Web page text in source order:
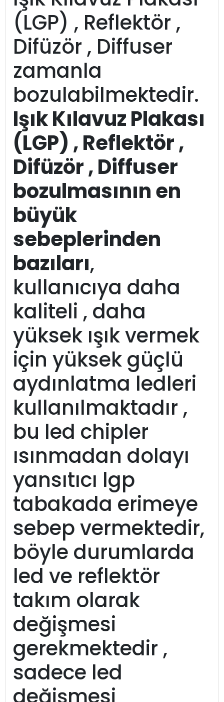
(LGP) , Reflektör ,
Difüzör , Diffuser
zamanla
bozulabilmektedir.
Işık Kılavuz Plakası
(LGP) , Reflektör ,
Difüzör , Diffuser
bozulmasının en
büyük
sebeplerinden
bazıları,
kullanıcıya daha
kaliteli , daha
yüksek ışık vermek
için yüksek güçlü
aydınlatma ledleri
kullanılmaktadır ,
bu led chipler
ısınmadan dolayı
yansıtıcı lgp
tabakada erimeye
sebep vermektedir,
böyle durumlarda
led ve reflektör
takım olarak
değişmesi
gerekmektedir ,
sadece led